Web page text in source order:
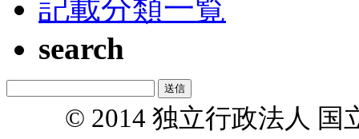
記載分類一覧
search
© 2014 独立行政法人 国